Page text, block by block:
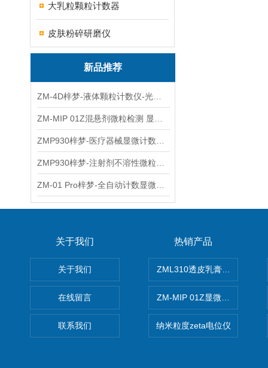
大乳粒颗粒计数器
皮肤粉碎研磨仪
新品推荐
关于我们
关于我们
在线留言
联系我们
热销产品
ZML310透皮乳膏粒度晶型分
ZM-MIP 01Z显微镜法不溶性
纳米粒度zeta电位仪